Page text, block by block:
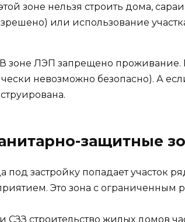
зоне нельзя строить дома,
или использование
В зоне ЛЭП запрещено проживание.
невозможно безопасно). А
защитные
под застройку попадает
Это зона с ограниченным
СЗЗ строительство жилых домов